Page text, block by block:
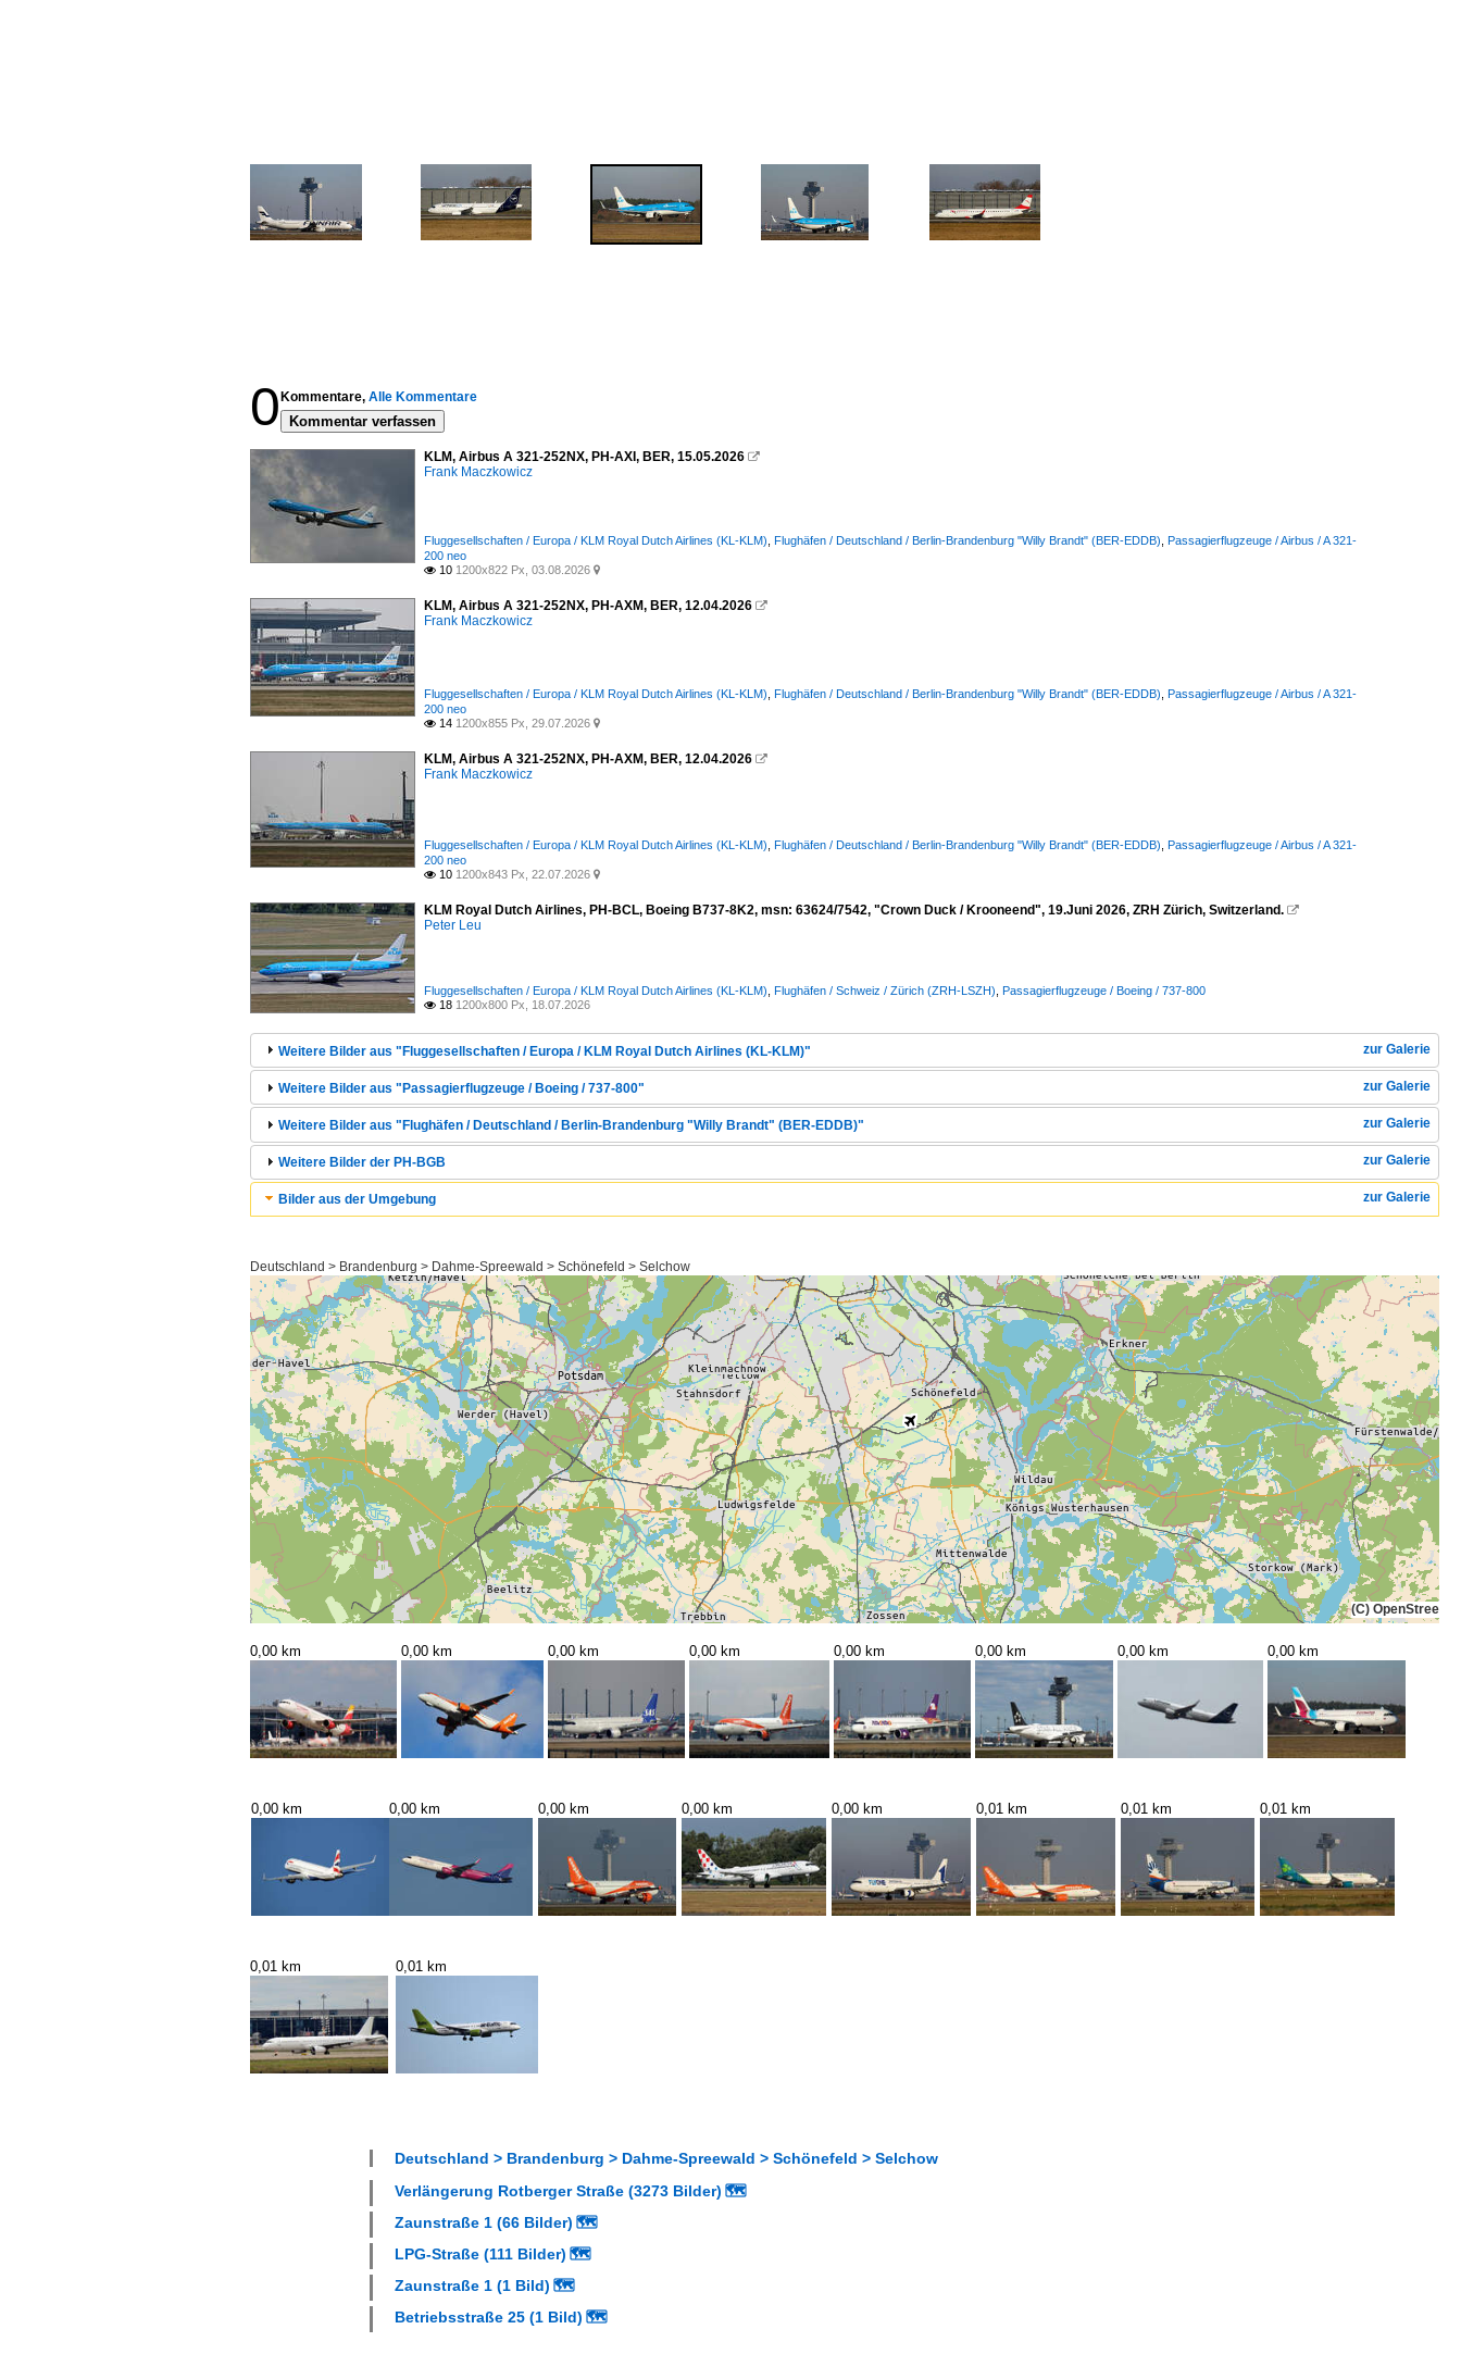
0 Kommentare, Alle Kommentare
Kommentar verfassen
KLM, Airbus A 321-252NX, PH-AXI, BER, 15.05.2026 
Frank Maczkowicz
Fluggesellschaften / Europa / KLM Royal Dutch Airlines (KL-KLM) Flughäfen / Deutschland / Berlin-Brandenburg "Willy Brandt" (BER-EDDB) Passagierflugzeuge / Airbus / A 321-
200 neo
 10 1200x822 Px, 03.08.2026 
KLM, Airbus A 321-252NX, PH-AXM, BER, 12.04.2026 
Frank Maczkowicz
Fluggesellschaften / Europa / KLM Royal Dutch Airlines (KL-KLM) Flughäfen / Deutschland / Berlin-Brandenburg "Willy Brandt" (BER-EDDB) Passagierflugzeuge / Airbus / A 321-
200 neo
 14 1200x855 Px, 29.07.2026 
KLM, Airbus A 321-252NX, PH-AXM, BER, 12.04.2026 
Frank Maczkowicz
Fluggesellschaften / Europa / KLM Royal Dutch Airlines (KL-KLM) Flughäfen / Deutschland / Berlin-Brandenburg "Willy Brandt" (BER-EDDB) Passagierflugzeuge / Airbus / A 321-
200 neo
 10 1200x843 Px, 22.07.2026 
KLM Royal Dutch Airlines, PH-BCL, Boeing B737-8K2, msn: 63624/7542, "Crown Duck / Krooneend", 19.Juni 2026, ZRH Zürich, Switzerland. 
Peter Leu
Fluggesellschaften / Europa / KLM Royal Dutch Airlines (KL-KLM) Flughäfen / Schweiz / Zürich (ZRH-LSZH) Passagierflugzeuge / Boeing / 737-800
 18 1200x800 Px, 18.07.2026
zur Galerie
Weitere Bilder aus "Fluggesellschaften / Europa / KLM Royal Dutch Airlines (KL-KLM)"
zur Galerie
Weitere Bilder aus "Passagierflugzeuge / Boeing / 737-800"
zur Galerie
Weitere Bilder aus "Flughäfen / Deutschland / Berlin-Brandenburg "Willy Brandt" (BER-EDDB)"
zur Galerie
Weitere Bilder der PH-BGB
zur Galerie
Bilder aus der Umgebung
Deutschland > Brandenburg > Dahme-Spreewald > Schönefeld > Selchow
(C)
0,00 km 0,00 km 0,00 km 0,00 km 0,00 km 0,00 km 0,00 km 0,00 km
0,00 km 0,00 km 0,00 km 0,00 km 0,00 km 0,01 km 0,01 km 0,01 km
0,01 km 0,01 km
Deutschland > Brandenburg > Dahme-Spreewald > Schönefeld > Selchow
Verlängerung Rotberger Straße (3273 Bilder) 🗺
Zaunstraße 1 (66 Bilder) 🗺
LPG-Straße (111 Bilder) 🗺
Zaunstraße 1 (1 Bild) 🗺
Betriebsstraße 25 (1 Bild) 🗺